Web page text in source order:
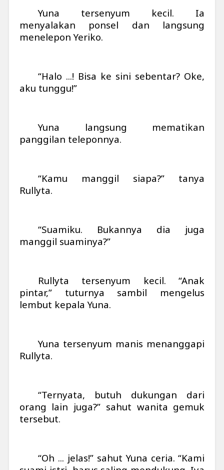
Yuna tersenyum kecil. Ia
menyalakan ponsel dan langsung
menelepon Yeriko.
“Halo ...! Bisa ke sini sebentar? Oke,
aku tunggu!”
Yuna langsung mematikan
panggilan teleponnya.
“Kamu manggil siapa?” tanya
Rullyta.
“Suamiku. Bukannya dia juga
manggil suaminya?”
Rullyta tersenyum kecil. “Anak
pintar,” tuturnya sambil mengelus
lembut kepala Yuna.
Yuna tersenyum manis menanggapi
Rullyta.
“Ternyata, butuh dukungan dari
orang lain juga?” sahut wanita gemuk
tersebut.
“Oh ... jelas!” sahut Yuna ceria. “Kami